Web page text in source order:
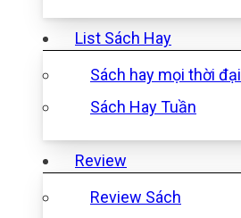
List Sách Hay
Sách hay mọi thời đại
Sách Hay Tuần
Review
Review Sách